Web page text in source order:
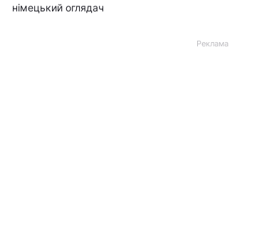
німецький оглядач
Реклама